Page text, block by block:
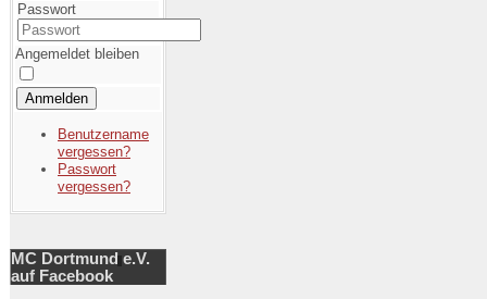
Passwort
Angemeldet bleiben
Anmelden
Benutzername
vergessen?
Passwort
vergessen?
MC Dortmund e.V.
auf Facebook